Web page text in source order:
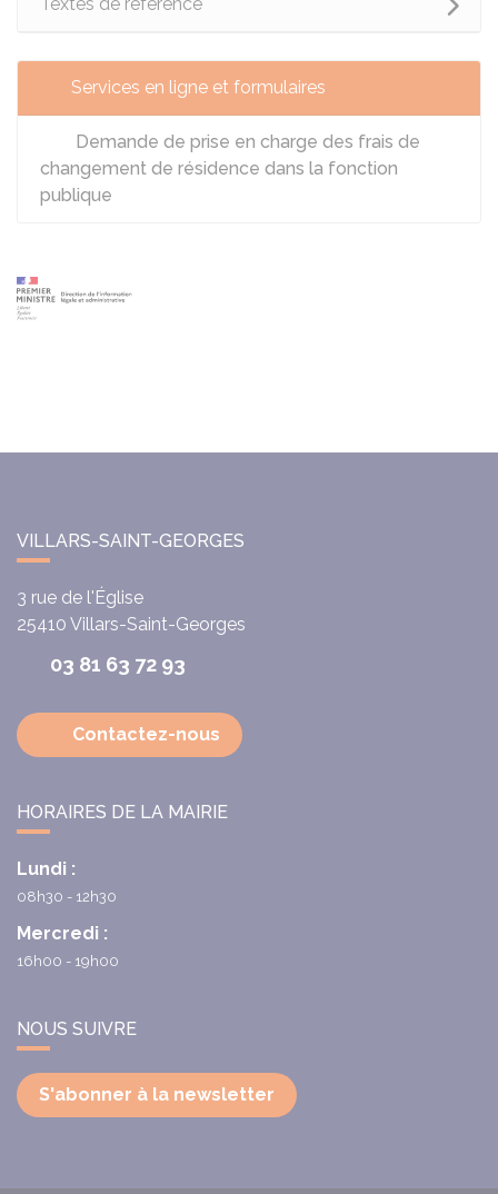
Services en ligne et formulaires
Demande de prise en charge des frais de
changement de résidence dans la fonction
publique
VILLARS-SAINT-GEORGES
3 rue de l'Église
25410 Villars-Saint-Georges
03 81 63 72 93
Contactez-nous
HORAIRES DE LA MAIRIE
Lundi :
08h30 - 12h30
Mercredi :
16h00 - 19h00
NOUS SUIVRE
S'abonner à la newsletter